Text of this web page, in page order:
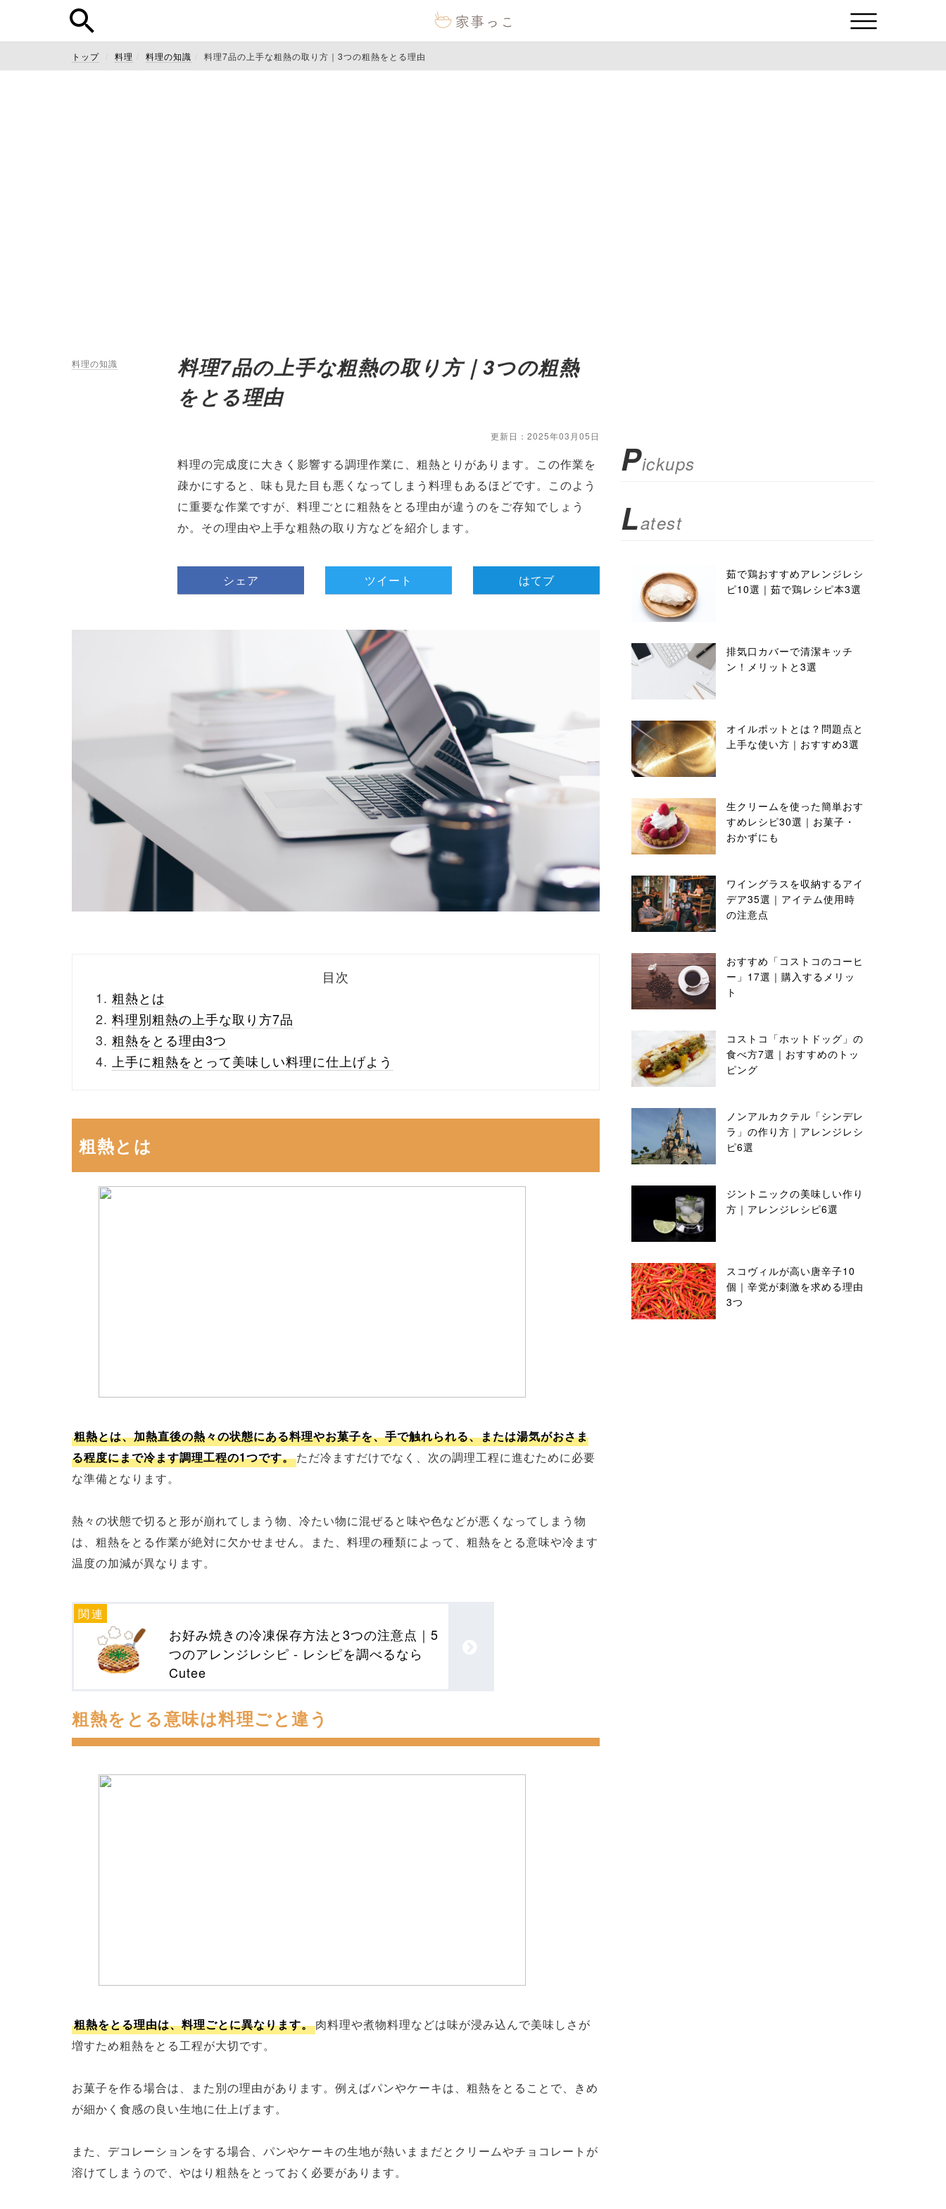
トップ 料理 料理の知識 料理7品の上手な粗熱の取り方｜3つの粗熱をとる理由
料理の知識
料理7品の上手な粗熱の取り方｜3つの粗熱
をとる理由
更新日：2025年03月05日
料理の完成度に大きく影響する調理作業に、粗熱とりがあります。この作業を
疎かにすると、味も見た目も悪くなってしまう料理もあるほどです。このよう
に重要な作業ですが、料理ごとに粗熱をとる理由が違うのをご存知でしょう
か。その理由や上手な粗熱の取り方などを紹介します。
シェア ツイート はてブ
目次
粗熱とは
料理別粗熱の上手な取り方7品
粗熱をとる理由3つ
上手に粗熱をとって美味しい料理に仕上げよう
粗熱とは
粗熱とは、加熱直後の熱々の状態にある料理やお菓子を、手で触れられる、または湯気がおさま
る程度にまで冷ます調理工程の1つです。ただ冷ますだけでなく、次の調理工程に進むために必要
な準備となります。
熱々の状態で切ると形が崩れてしまう物、冷たい物に混ぜると味や色などが悪くなってしまう物
は、粗熱をとる作業が絶対に欠かせません。また、料理の種類によって、粗熱をとる意味や冷ます
温度の加減が異なります。
お好み焼きの冷凍保存方法と3つの注意点｜5
つのアレンジレシピ - レシピを調べるなら
Cutee
粗熱をとる意味は料理ごと違う
粗熱をとる理由は、料理ごとに異なります。肉料理や煮物料理などは味が浸み込んで美味しさが
増すため粗熱をとる工程が大切です。
お菓子を作る場合は、また別の理由があります。例えばパンやケーキは、粗熱をとることで、きめ
が細かく食感の良い生地に仕上げます。
また、デコレーションをする場合、パンやケーキの生地が熱いままだとクリームやチョコレートが
溶けてしまうので、やはり粗熱をとっておく必要があります。
Pickups
Latest
茹で鶏おすすめアレンジレシ
ピ10選｜茹で鶏レシピ本3選
排気口カバーで清潔キッチ
ン！メリットと3選
オイルポットとは？問題点と
上手な使い方｜おすすめ3選
生クリームを使った簡単おす
すめレシピ30選｜お菓子・
おかずにも
ワイングラスを収納するアイ
デア35選｜アイテム使用時
の注意点
おすすめ「コストコのコーヒ
ー」17選｜購入するメリッ
ト
コストコ「ホットドッグ」の
食べ方7選｜おすすめのトッ
ピング
ノンアルカクテル「シンデレ
ラ」の作り方｜アレンジレシ
ピ6選
ジントニックの美味しい作り
方｜アレンジレシピ6選
スコヴィルが高い唐辛子10
個｜辛党が刺激を求める理由
3つ